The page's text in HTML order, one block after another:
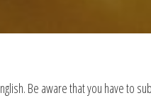
Be aware that you have to